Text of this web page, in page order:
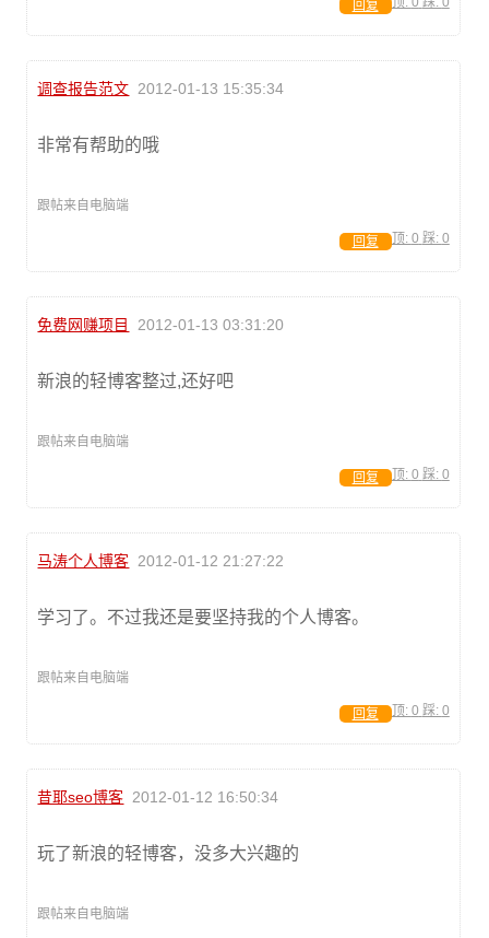
回复
调查报告范文 2012-01-13 15:35:34
非常有帮助的哦
跟帖来自电脑端
顶: 0 踩: 0
回复
免费网赚项目 2012-01-13 03:31:20
新浪的轻博客整过,还好吧
跟帖来自电脑端
顶: 0 踩: 0
回复
马涛个人博客 2012-01-12 21:27:22
学习了。不过我还是要坚持我的个人博客。
跟帖来自电脑端
顶: 0 踩: 0
回复
昔耶seo博客 2012-01-12 16:50:34
玩了新浪的轻博客，没多大兴趣的
跟帖来自电脑端